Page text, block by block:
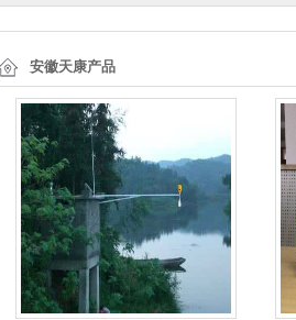
安徽天康产品